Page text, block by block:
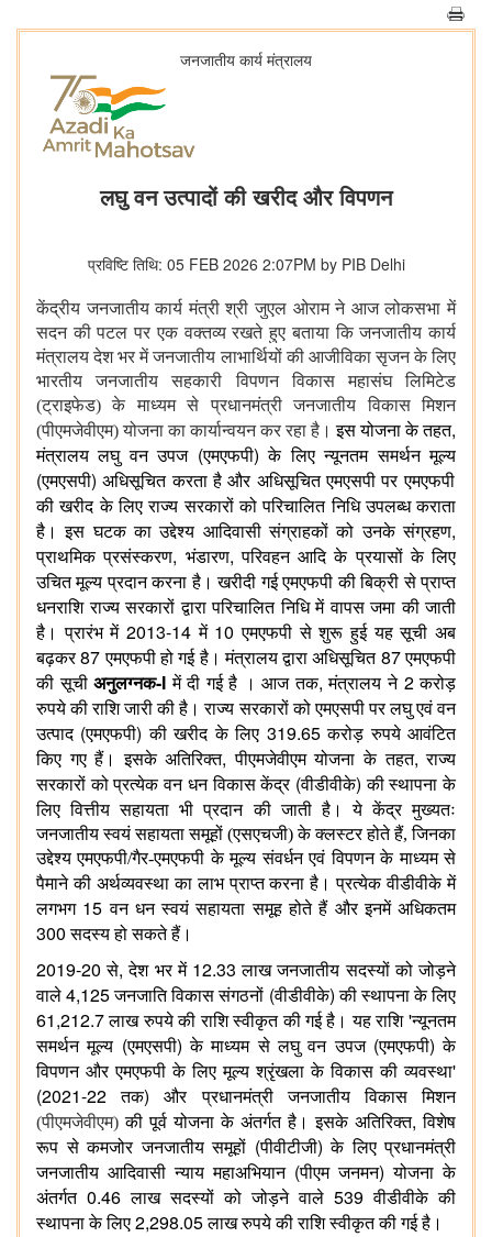
जनजातीय कार्य मंत्रालय
लघु वन उत्पादों की खरीद और विपणन
प्रविष्टि तिथि: 05 FEB 2026 2:07PM by PIB Delhi
केंद्रीय जनजातीय कार्य मंत्री श्री जुएल ओराम ने आज लोकसभा में
सदन की पटल पर एक वक्तव्य रखते हुए बताया कि जनजातीय कार्य
मंत्रालय देश भर में जनजातीय लाभार्थियों की आजीविका सृजन के लिए
भारतीय जनजातीय सहकारी विपणन विकास महासंघ लिमिटेड
(ट्राइफेड) के माध्यम से प्रधानमंत्री जनजातीय विकास मिशन
(पीएमजेवीएम) योजना का कार्यान्वयन कर रहा है।इस योजना के तहत,
मंत्रालय लघु वन उपज(एमएफपी)के लिए न्यूनतम समर्थन मूल्य
(एमएसपी)अधिसूचित करता है और अधिसूचित एमएसपी पर एमएफपी
की खरीद के लिए राज्य सरकारों को परिचालित निधि उपलब्ध कराता
है।
इस घटक का उद्देश्य आदिवासी संग्राहकों को उनके संग्रहण,
प्राथमिक प्रसंस्करण, भंडारण,परिवहन आदि के प्रयासों के लिए
उचित मूल्य प्रदान करना है। खरीदी गई एमएफपी की बिक्री से प्राप्त
धनराशि राज्य सरकारों द्वारा परिचालित निधि में वापस जमा की जाती
है।
प्रारंभ में2013-14में10एमएफपी से शुरू हुई यह सूची अब
बढ़कर87एमएफपी हो गई है। मंत्रालय द्वारा अधिसूचित87एमएफपी
की सूची अनुलग्नक-I में दी गई है । आज तक,मंत्रालय ने2करोड़
रुपये की राशि जारी की है। राज्य सरकारों को एमएसपी पर लघु एवं वन
उत्पाद(एमएफपी)की खरीद के लिए 319.65करोड़ रुपये आवंटित
किए गए हैं। इसके अतिरिक्त,पीएमजेवीएम योजना के तहत,राज्य
सरकारों को प्रत्येक वन धन विकास केंद्र(वीडीवीके)की स्थापना के
लिए वित्तीय सहायता भी प्रदान की जाती है।
ये केंद्र मुख्यतः
जनजातीय स्वयं सहायता समूहों (एसएचजी) के क्लस्टर होते हैं, जिनका
उद्देश्य एमएफपी/गैर-एमएफपी के मूल्य संवर्धन एवं विपणन के माध्यम से
पैमाने की अर्थव्यवस्था का लाभ प्राप्त करना है। प्रत्येक वीडीवीके में
लगभग15वन धन स्वयं सहायता समूह होते हैं और इनमें अधिकतम
300सदस्य हो सकते हैं।
2019-20से,देश भर में12.33लाख जनजातीय सदस्यों को जोड़ने
वाले 4,125जनजाति विकास संगठनों (वीडीवीके)की स्थापना के लिए
61,212.7लाख रुपये की राशि स्वीकृत की गई है। यह राशि'न्यूनतम
समर्थन मूल्य (एमएसपी)के माध्यम से लघु वन उपज(एमएफपी)के
विपणन और एमएफपी के लिए मूल्य श्रृंखला के विकास की व्यवस्था'
(2021-22तक)और प्रधानमंत्री जनजातीय विकास
मिशन
(पीएमजेवीएम)की पूर्व योजना के अंतर्गत है। इसके अतिरिक्त,विशेष
रूप से कमजोर जनजातीय समूहों (पीवीटीजी)के लिए प्रधानमंत्री
जनजातीय आदिवासी न्याय महाअभियान(पीएम जनमन)योजना के
अंतर्गत0.46लाख सदस्यों को जोड़ने वाले 539वीडीवीके की
स्थापना के लिए 2,298.05लाख रुपये की राशि स्वीकृत की गई है।